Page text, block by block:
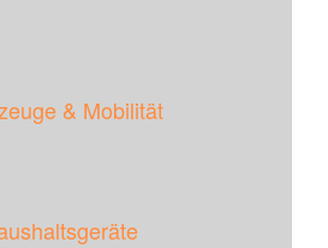
& Mobilität